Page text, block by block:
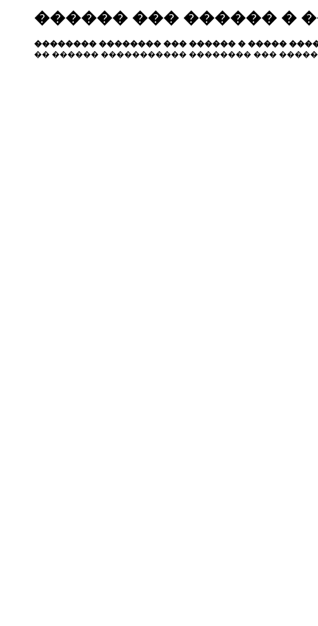
������ ��� ������ �
�������� �������� ��� ������ � �����
�� ������ ����������� �������� ���